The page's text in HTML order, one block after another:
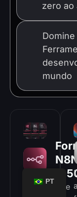
zero ao
mundo
Basicamente a
PT